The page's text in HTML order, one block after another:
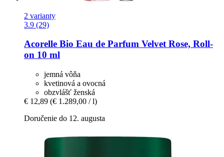
2 varianty
3.9 (29)
Acorelle Bio Eau de Parfum Velvet Rose, Roll-​
on 10 ml
jemná vôňa
kvetinová a ovocná
obzvlášť ženská
€ 12,89 (€ 1.289,00 / l)
Doručenie do 12. augusta